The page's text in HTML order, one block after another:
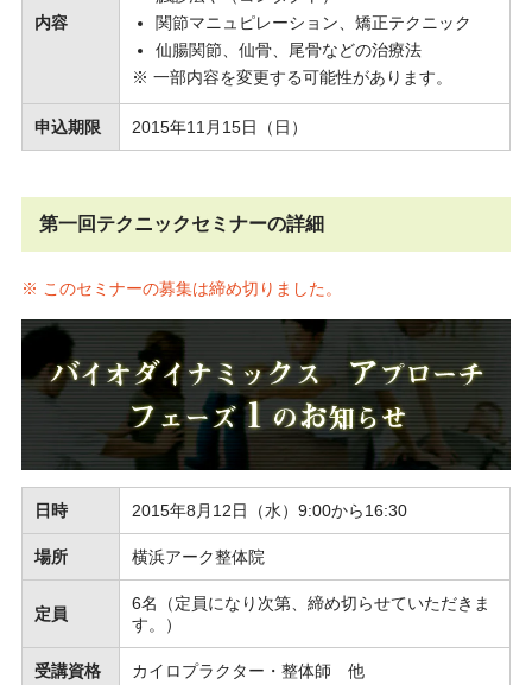
内容
関節マニュピレーション、矯正テクニック
仙腸関節、仙骨、尾骨などの治療法
※ 一部内容を変更する可能性があります。
申込期限 2015年11月15日（日）
第一回テクニックセミナーの詳細
※ このセミナーの募集は締め切りました。
日時 2015年8月12日（水）9:00から16:30
場所 横浜アーク整体院
定員
6名（定員になり次第、締め切らせていただきま
す。）
受講資格 カイロプラクター・整体師 他